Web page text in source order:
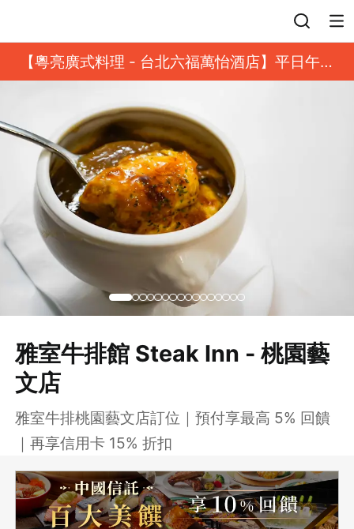
【粵亮廣式料理 - 台北六福萬怡酒店】平日午餐
8 折起｜靓港點套餐
雅室牛排館 Steak Inn - 桃園藝
文店
雅室牛排桃園藝文店訂位｜預付享最高 5% 回饋
｜再享信用卡 15% 折扣